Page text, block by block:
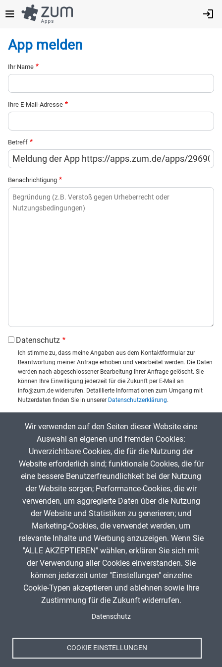
zum
Inhalt
App melden
Ihr Name
Ihre E-Mail-Adresse
Betreff
Benachrichtigung
Datenschutz
Ich stimme zu, dass meine Angaben aus dem Kontaktformular zur
Beantwortung meiner Anfrage erhoben und verarbeitet werden. Die Daten
werden nach abgeschlossener Bearbeitung Ihrer Anfrage gelöscht. Sie
können Ihre Einwilligung jederzeit für die Zukunft per E-Mail an
info@zum.de widerrufen. Detaillierte Informationen zum Umgang mit
Nutzerdaten finden Sie in unserer Datenschutzerklärung.
Captcha eingeben:
Gib die Zeichen aus dem Bild oben ein,
beachte Groß- und Kleinschreibung.
Um Spam zu verhindern, gib bitte die Zeichenfolge aus dem Bild
oben ein.
ANZEIGE
Spenden
Impressum
Wir verwenden auf den Seiten dieser Website eine
Auswahl an eigenen und fremden Cookies:
Unverzichtbare Cookies, die für die Nutzung der
Website erforderlich sind; funktionale Cookies, die für
eine bessere Benutzerfreundlichkeit bei der Nutzung
der Website sorgen; Performance-Cookies, die wir
verwenden, um aggregierte Daten über die Nutzung
der Website und Statistiken zu generieren; und
Marketing-Cookies, die verwendet werden, um
relevante Inhalte und Werbung anzuzeigen. Wenn Sie
"ALLE AKZEPTIEREN" wählen, erklären Sie sich mit
der Verwendung aller Cookies einverstanden. Sie
können jederzeit unter "Einstellungen" einzelne
Cookie-Typen akzeptieren und ablehnen sowie Ihre
Zustimmung für die Zukunft widerrufen.
Datenschutz
COOKIE EINSTELLUNGEN